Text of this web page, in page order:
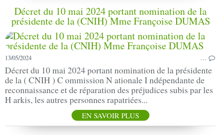
Décret du 10 mai 2024 portant nomination de la
présidente de la (CNIH) Mme Françoise DUMAS
13/05/2024 …
Décret du 10 mai 2024 portant nomination de la présidente
de la ( CNIH ) C ommission N ationale I ndépendante de
reconnaissance et de réparation des préjudices subis par les
H arkis, les autres personnes rapatriées...
EN SAVOIR PLUS